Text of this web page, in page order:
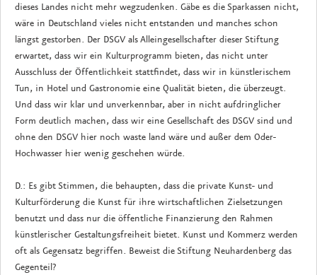
dieses Landes nicht mehr wegzudenken. Gäbe es die Sparkassen nicht,
wäre in Deutschland vieles nicht entstanden und manches schon
längst gestorben. Der DSGV als Alleingesellschafter dieser Stiftung
erwartet, dass wir ein Kulturprogramm bieten, das nicht unter
Ausschluss der Öffentlichkeit stattfindet, dass wir in künstlerischem
Tun, in Hotel und Gastronomie eine Qualität bieten, die überzeugt.
Und dass wir klar und unverkennbar, aber in nicht aufdringlicher
Form deutlich machen, dass wir eine Gesellschaft des DSGV sind und
ohne den DSGV hier noch waste land wäre und außer dem Oder-
Hochwasser hier wenig geschehen würde.
D.: Es gibt Stimmen, die behaupten, dass die private Kunst- und
Kulturförderung die Kunst für ihre wirtschaftlichen Zielsetzungen
benutzt und dass nur die öffentliche Finanzierung den Rahmen
künstlerischer Gestaltungsfreiheit bietet. Kunst und Kommerz werden
oft als Gegensatz begriffen. Beweist die Stiftung Neuhardenberg das
Gegenteil?